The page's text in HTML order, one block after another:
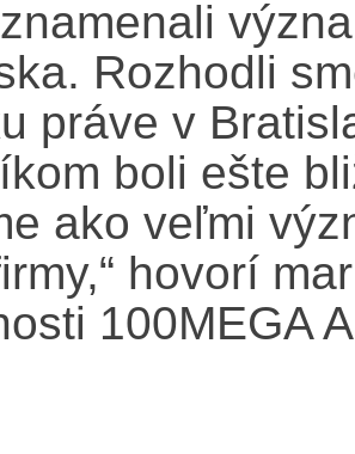
Rozhodli
práve v
boli ešte
ako veľmi
hovorí
100MEGA